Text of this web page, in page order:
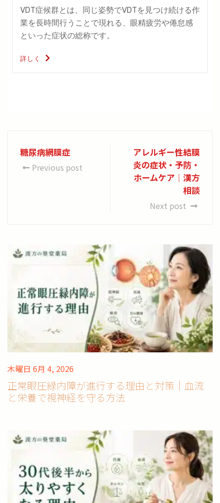
VDT症候群とは、同じ姿勢でVDTを見つけ続ける作
業を長時間行うことで現れる、眼精疲労や倦怠感
といった症状の総称です。
詳しく
糖尿病網膜症
Previous post
アレルギー性結膜
炎の症状・予防・
ホームケア｜漢方
相談
Next post
木曜日 6月 4, 2026
正常眼圧緑内障が進行する理由と対策｜血流
と栄養で視神経を守る方法